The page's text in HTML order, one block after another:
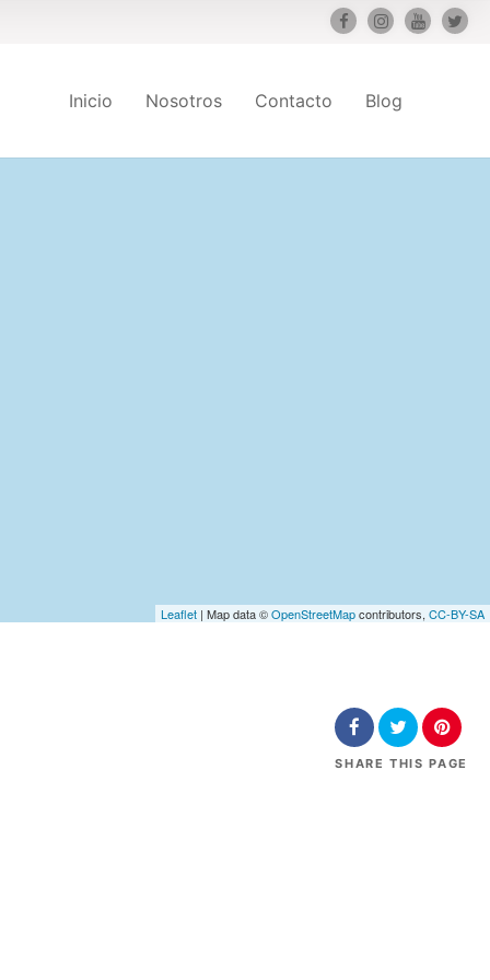
Inicio Nosotros Contacto Blog
Leaflet | Map data ©OpenStreetMapcontributors, CC-BY-SA
SHARE THIS PAGE